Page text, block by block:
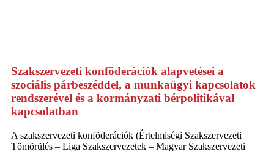
Szakszervezeti konföderációk alapvetései a
szociális párbeszéddel, a munkaügyi kapcsolatok
rendszerével és a kormányzati bérpolitikával
kapcsolatban
A szakszervezeti konföderációk (Értelmiségi Szakszervezeti
Tömörülés – Liga Szakszervezetek – Magyar Szakszervezeti